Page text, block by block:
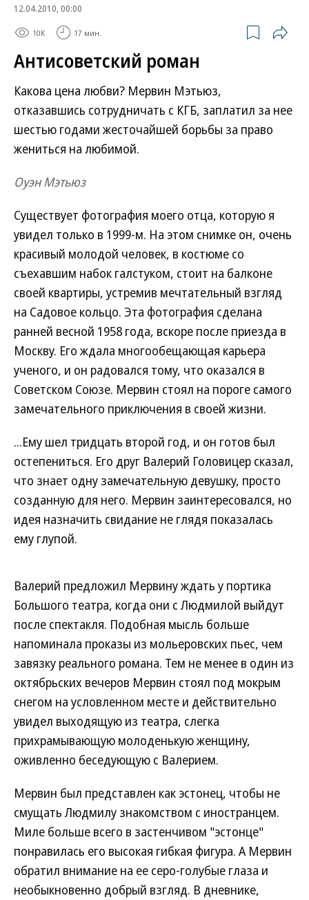
12.04.2010, 00:00
10K 17 мин.
Антисоветский роман
Какова цена любви? Мервин Мэтьюз,
отказавшись сотрудничать с КГБ, заплатил за нее
шестью годами жесточайшей борьбы за право
жениться на любимой.
Оуэн Мэтьюз
Существует фотография моего отца, которую я
увидел только в 1999-м. На этом снимке он, очень
красивый молодой человек, в костюме со
съехавшим набок галстуком, стоит на балконе
своей квартиры, устремив мечтательный взгляд
на Садовое кольцо. Эта фотография сделана
ранней весной 1958 года, вскоре после приезда в
Москву. Его ждала многообещающая карьера
ученого, и он радовался тому, что оказался в
Советском Союзе. Мервин стоял на пороге самого
замечательного приключения в своей жизни.
...Ему шел тридцать второй год, и он готов был
остепениться. Его друг Валерий Головицер сказал,
что знает одну замечательную девушку, просто
созданную для него. Мервин заинтересовался, но
идея назначить свидание не глядя показалась
ему глупой.
Валерий предложил Мервину ждать у портика
Большого театра, когда они с Людмилой выйдут
после спектакля. Подобная мысль больше
напоминала проказы из мольеровских пьес, чем
завязку реального романа. Тем не менее в один из
октябрьских вечеров Мервин стоял под мокрым
снегом на условленном месте и действительно
увидел выходящую из театра, слегка
прихрамывающую молоденькую женщину,
оживленно беседующую с Валерием.
Мервин был представлен как эстонец, чтобы не
смущать Людмилу знакомством с иностранцем.
Миле больше всего в застенчивом "эстонце"
понравилась его высокая гибкая фигура. А Мервин
обратил внимание на ее серо-голубые глаза и
необыкновенно добрый взгляд. В дневнике,